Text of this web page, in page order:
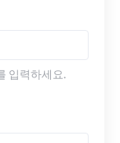
입력하세요.